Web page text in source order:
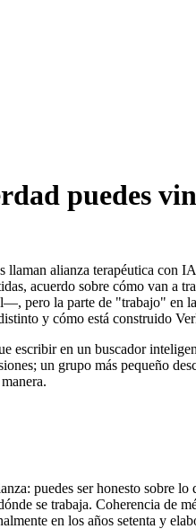
puedes
alianza terapéutica
acuerdo sobre cómo van
pero la parte de "trabajo" en
y cómo está construido
escribir en un buscador
un grupo más pequeño
puedes ser honesto sobre
se trabaja. Coherencia de
en los años setenta y